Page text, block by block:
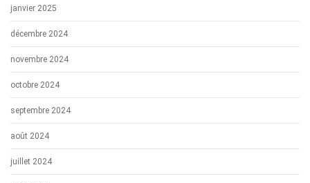
janvier 2025
décembre 2024
novembre 2024
octobre 2024
septembre 2024
août 2024
juillet 2024